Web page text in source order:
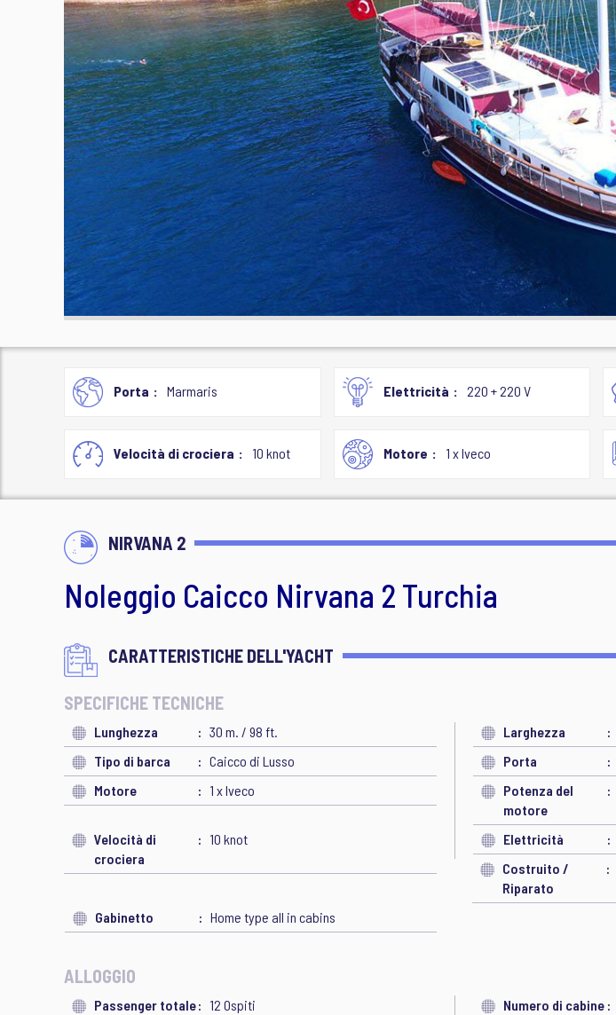
Porta Marmaris Elettricità 220 + 220 V
Velocità di crociera 10 knot Motore 1 x Iveco
NIRVANA 2
Noleggio Caicco Nirvana 2 Turchia
CARATTERISTICHE DELL'YACHT
SPECIFICHE TECNICHE
Lunghezza 30 m. / 98 ft. Larghezza
Tipo di barca
Caicco di Lusso Porta
Motore
1 x Iveco
Potenza del
motore
Velocità di
crociera
10 knot Elettricità
Costruito /
Riparato
Gabinetto Home type all in cabins
ALLOGGIO
Passenger totale 12 Ospiti Numero di cabine